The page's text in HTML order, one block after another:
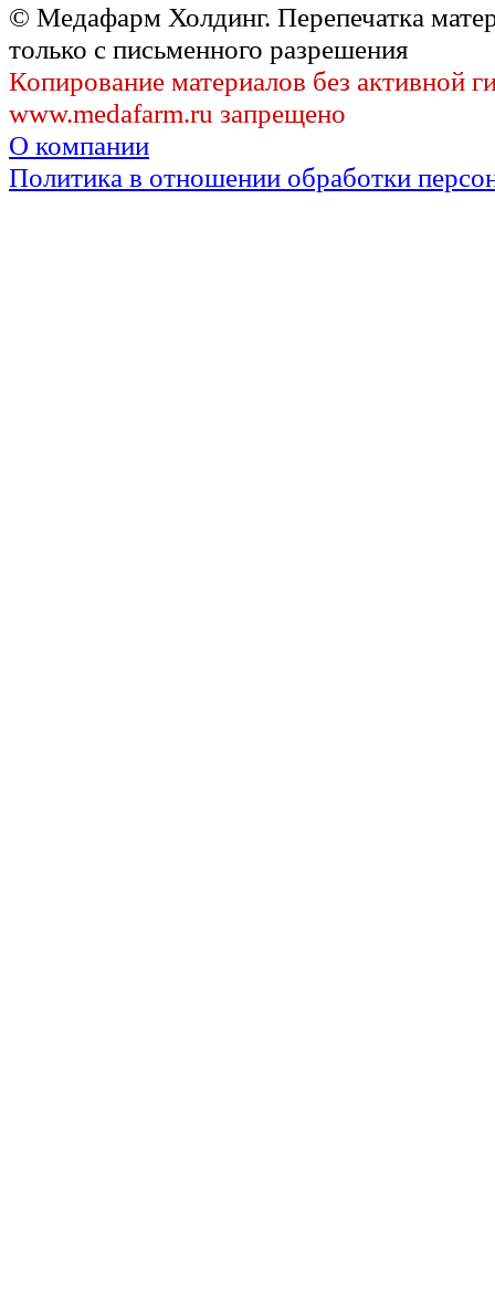
© Медафарм Холдинг. Перепечатка
только с письменного разрешения
Копирование материалов без активной
www.medafarm.ru запрещено
О компании
Политика в отношении обработки